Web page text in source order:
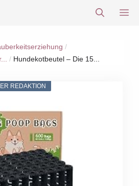
/
/ Hundekotbeutel – Die 15...
REDAKTION